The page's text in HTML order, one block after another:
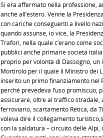
Si era affermato nella professione,
anche all’estero. Venne la
con cariche conseguenti a livello
quando assunse, io vice, la
Trafori, nella quale c’erano come
pubblici anche primarie società
proprio per volontà di Dassogno,
Mortirolo per il quale il Ministro dei
inserito un primo finanziamento nel
perché prevedeva l’uso promiscuo,
assicurare, oltre al traffico stradale,
ferroviario, scartamento Retica, da
voleva dire il collegamento
con la saldatura – circuito delle Alpi,